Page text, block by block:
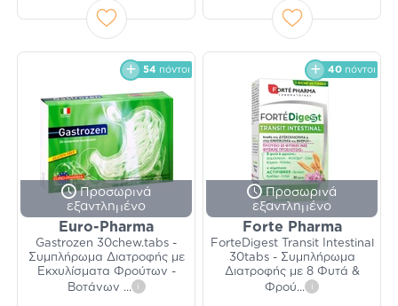
54 πόντοι
Προσωρινά
εξαντλημένο
Euro-Pharma
Gastrozen 30chew.tabs -
Συμπλήρωμα Διατροφής με
Εκχυλίσματα Φρούτων -
Βοτάνων ... i
40 πόντοι
Προσωρινά
εξαντλημένο
Forte Pharma
ForteDigest Transit Intestinal
30tabs - Συμπλήρωμα
Διατροφής με 8 Φυτά &
Φρού... i